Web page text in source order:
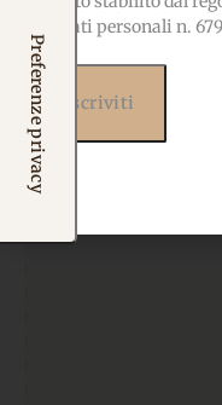
Per rendere il tutto
anchela
nome e/o data è
dei dati personali n.